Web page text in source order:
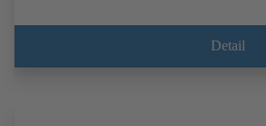
Detail